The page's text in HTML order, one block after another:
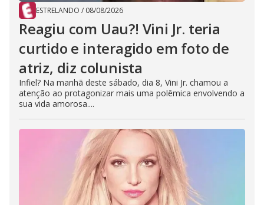
ESTRELANDO / 08/08/2026
Reagiu com Uau?! Vini Jr. teria
curtido e interagido em foto de
atriz, diz colunista
Infiel? Na manhã deste sábado, dia 8, Vini Jr. chamou a
atenção ao protagonizar mais uma polêmica envolvendo a
sua vida amorosa....